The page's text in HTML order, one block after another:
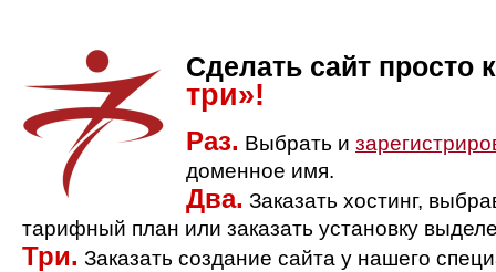
Сделать сайт просто
три»!
Раз. Выбрать и
доменное имя.
Два. Заказать хостинг,
тарифный план или заказать установку
Три. Заказать создание сайта у нашего